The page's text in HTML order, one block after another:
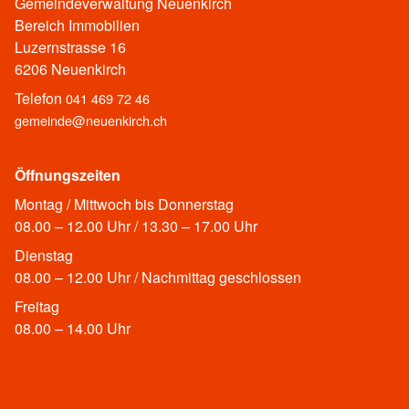
Bereich Immobilien
Luzernstrasse 16
6206 Neuenkirch
Telefon 041 469 72 46
gemeinde@neuenkirch.ch
Öffnungszeiten
Montag / Mittwoch bis Donnerstag
08.00 – 12.00 Uhr / 13.30 – 17.00 Uhr
Dienstag
08.00 – 12.00 Uhr / Nachmittag geschlossen
Freitag
08.00 – 14.00 Uhr